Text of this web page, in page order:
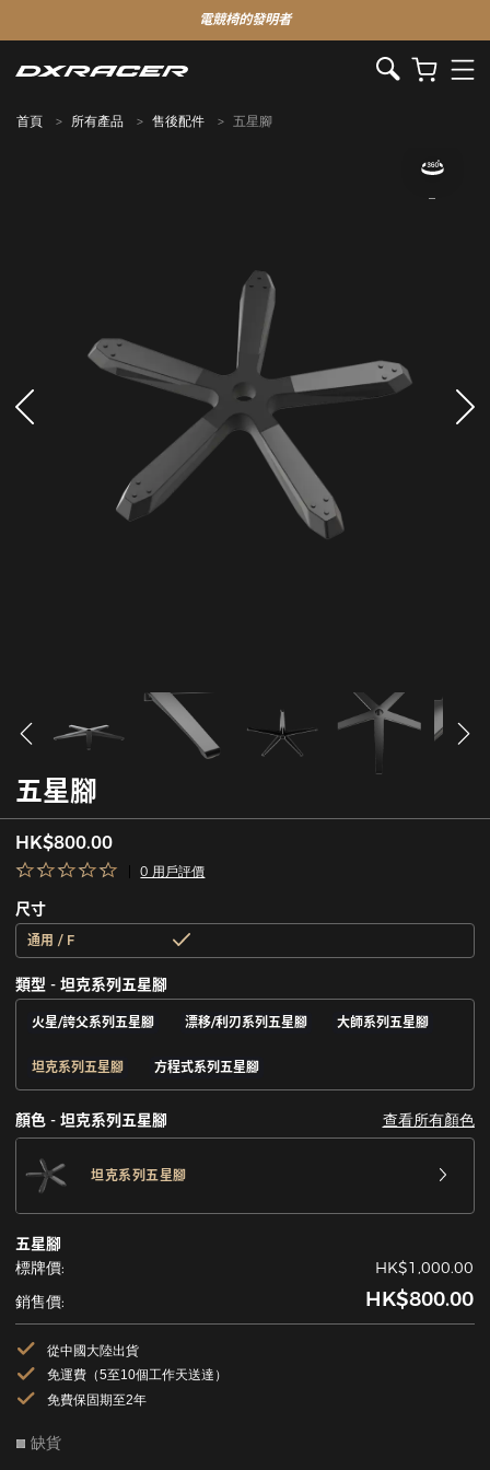
電競椅的發明者
首頁 所有產品 售後配件 五星腳
五星腳
HK$800.00
0 用戶評價
尺寸
通用 / F
類型 - 坦克系列五星腳
火星/誇父系列五星腳 漂移/利刃系列五星腳 大師系列五星腳
坦克系列五星腳 方程式系列五星腳
顏色 - 坦克系列五星腳 查看所有顏色
坦克系列五星腳
五星腳
標牌價:
HK$1,000.00
銷售價:
HK$800.00
從中國大陸出貨
免運費（5至10個工作天送達）
免費保固期至2年
缺貨